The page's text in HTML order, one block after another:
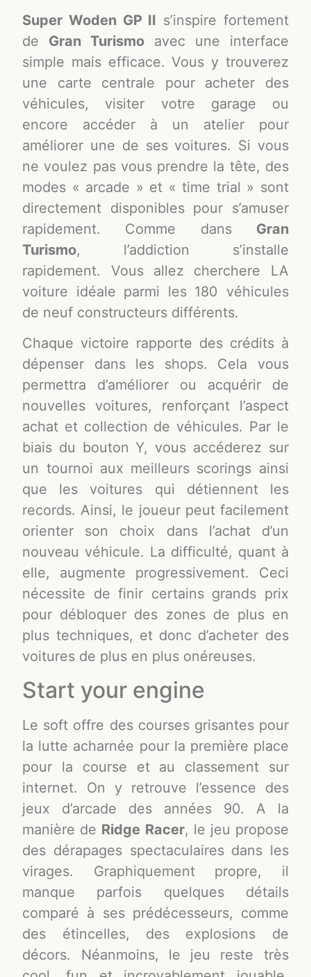
Super Woden GP II s’inspire fortement
de Gran Turismo avec une interface
simple mais efficace. Vous y trouverez
une carte centrale pour acheter des
véhicules, visiter votre garage ou
encore accéder à un atelier pour
améliorer une de ses voitures. Si vous
ne voulez pas vous prendre la tête, des
modes « arcade » et « time trial » sont
directement disponibles pour s’amuser
rapidement. Comme dans Gran
Turismo, l’addiction s’installe
rapidement. Vous allez cherchere LA
voiture idéale parmi les 180 véhicules
de neuf constructeurs différents.
Chaque victoire rapporte des crédits à
dépenser dans les shops. Cela vous
permettra d’améliorer ou acquérir de
nouvelles voitures, renforçant l’aspect
achat et collection de véhicules. Par le
biais du bouton Y, vous accéderez sur
un tournoi aux meilleurs scorings ainsi
que les voitures qui détiennent les
records. Ainsi, le joueur peut facilement
orienter son choix dans l’achat d’un
nouveau véhicule. La difficulté, quant à
elle, augmente progressivement. Ceci
nécessite de finir certains grands prix
pour débloquer des zones de plus en
plus techniques, et donc d’acheter des
voitures de plus en plus onéreuses.
Start your engine
Le soft offre des courses grisantes pour
la lutte acharnée pour la première place
pour la course et au classement sur
internet. On y retrouve l’essence des
jeux d’arcade des années 90. A la
manière de Ridge Racer, le jeu propose
des dérapages spectaculaires dans les
virages. Graphiquement propre, il
manque parfois quelques détails
comparé à ses prédécesseurs, comme
des étincelles, des explosions de
décors. Néanmoins, le jeu reste très